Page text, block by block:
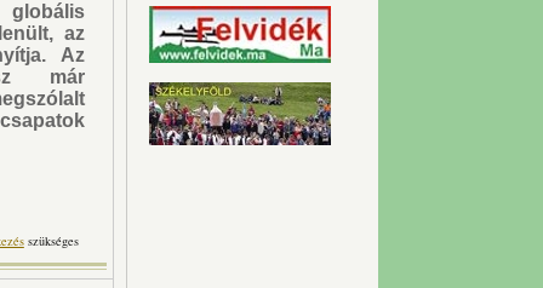
az
Az
már
le a külügyminiszter?
szükséges